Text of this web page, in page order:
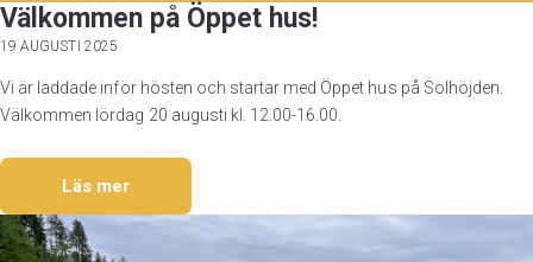
Välkommen på Öppet hus!
19 AUGUSTI 2025
Vi är laddade inför hösten och startar med Öppet hus på Solhöjden.
Välkommen lördag 20 augusti kl. 12.00-16.00.
Läs mer